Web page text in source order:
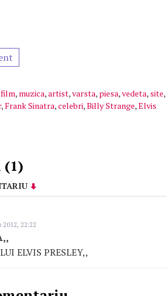
film, muzica,artist,varsta, piesa,vedeta, site,
,Frank Sinatra,celebri,Billy Strange,Elvis
2012, 22:22
ELVIS PRESLEY,,